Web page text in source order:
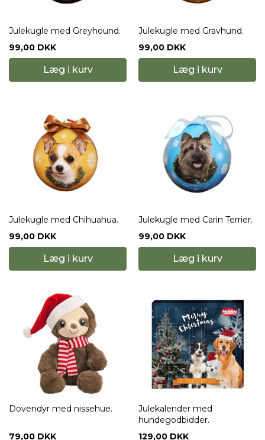
Julekugle med Greyhound.
99,00 DKK
Læg i kurv
Julekugle med Gravhund.
99,00 DKK
Læg i kurv
Julekugle med Chihuahua.
99,00 DKK
Læg i kurv
Julekugle med Carin Terrier.
99,00 DKK
Læg i kurv
Dovendyr med nissehue.
79,00 DKK
Julekalender med
hundegodbidder.
129,00 DKK